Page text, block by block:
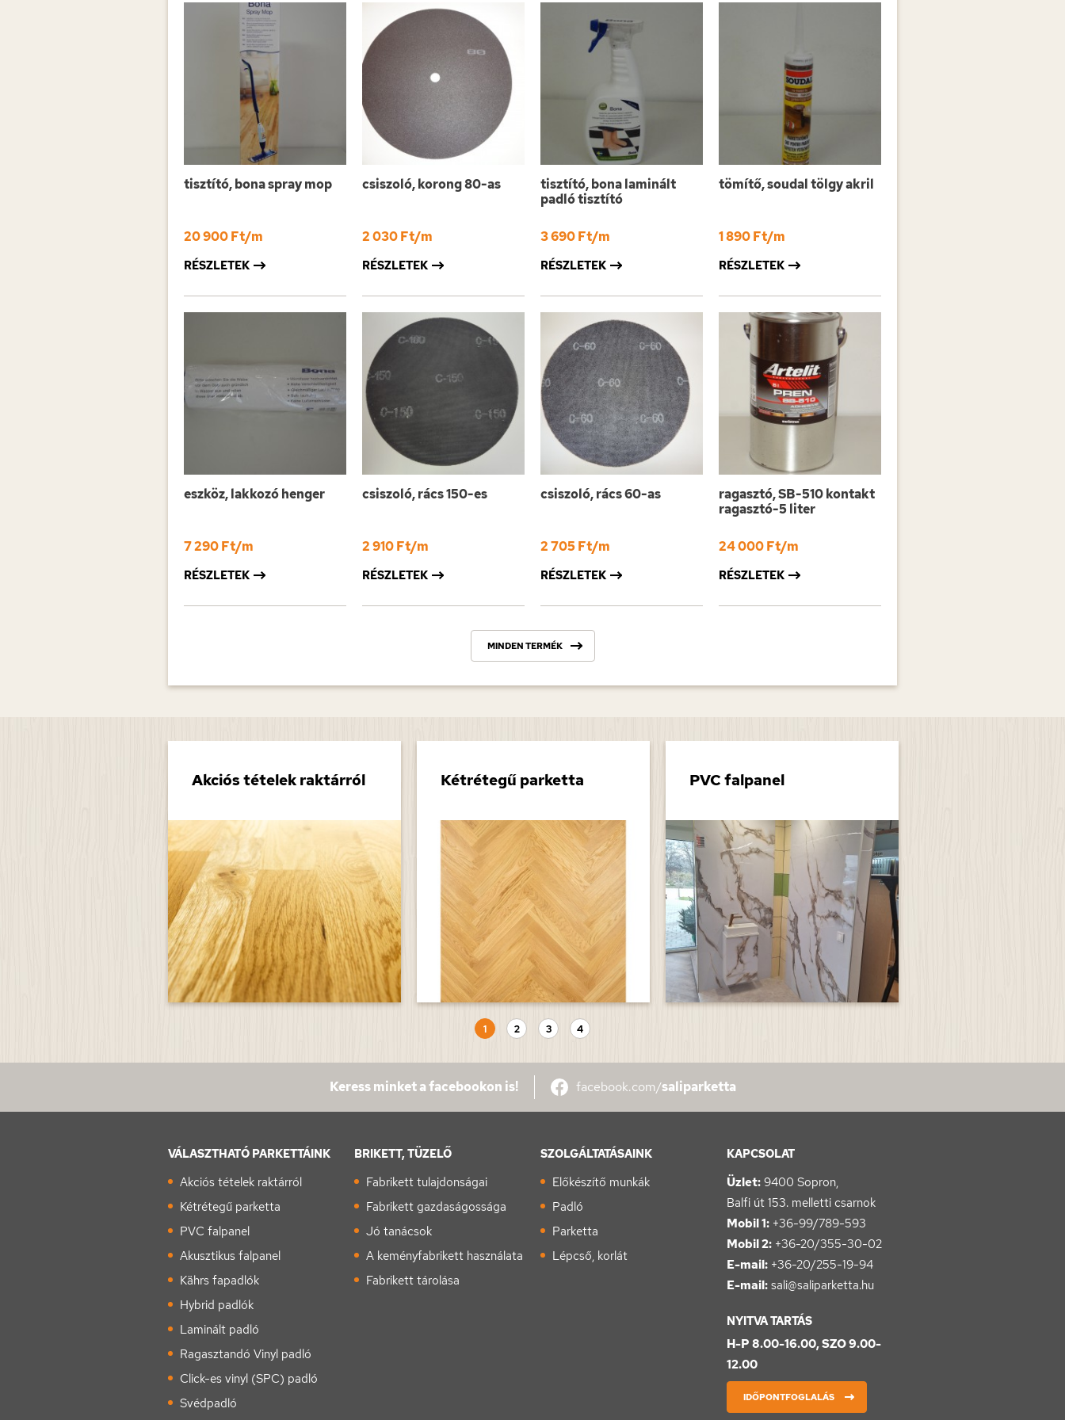
tisztító, bona spray mop
20 900 Ft/m
RÉSZLETEK
csiszoló, korong 80-as
2 030 Ft/m
RÉSZLETEK
tisztító, bona laminált
padló tisztító
3 690 Ft/m
RÉSZLETEK
tömítő, soudal tölgy akril
1 890 Ft/m
RÉSZLETEK
eszköz, lakkozó henger
7 290 Ft/m
RÉSZLETEK
csiszoló, rács 150-es
2 910 Ft/m
RÉSZLETEK
csiszoló, rács 60-as
2 705 Ft/m
RÉSZLETEK
ragasztó, SB-510 kontakt
ragasztó-5 liter
24 000 Ft/m
RÉSZLETEK
MINDEN TERMÉK
Akciós tételek raktárról Kétrétegű parketta PVC falpanel
1 2 3 4
Keress minket a facebookon is! facebook.com/saliparketta
VÁLASZTHATÓ PARKETTÁINK
Akciós tételek raktárról
Kétrétegű parketta
PVC falpanel
Akusztikus falpanel
Kährs fapadlók
Hybrid padlók
Laminált padló
Ragasztandó Vinyl padló
Click-es vinyl (SPC) padló
Svédpadló
BRIKETT, TÜZELŐ
Fabrikett tulajdonságai
Fabrikett gazdaságossága
Jó tanácsok
A keményfabrikett használata
Fabrikett tárolása
SZOLGÁLTATÁSAINK
Előkészítő munkák
Padló
Parketta
Lépcső, korlát
KAPCSOLAT
Üzlet: 9400 Sopron,
Balfi út 153. melletti csarnok
Mobil 1: +36-99/789-593
Mobil 2: +36-20/355-30-02
E-mail: +36-20/255-19-94
E-mail: sali@saliparketta.hu
NYITVA TARTÁS
H-P 8.00-16.00, SZO 9.00-
12.00
IDŐPONTFOGLALÁS